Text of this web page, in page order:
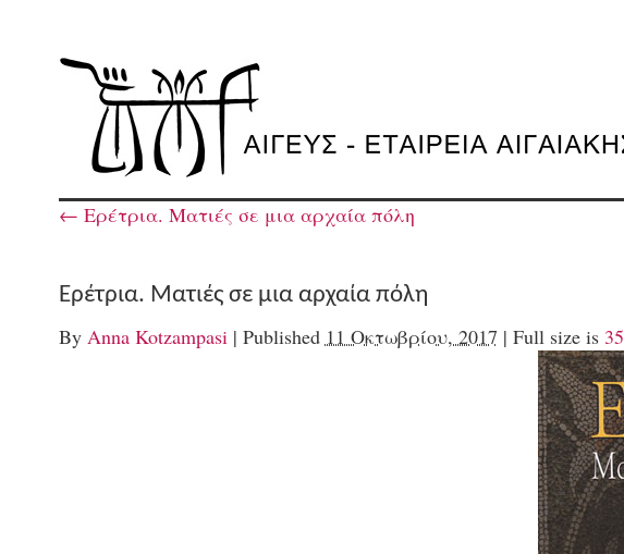
← Ερέτρια. Ματιές σε μια αρχαία πόλη
Ερέτρια. Ματιές σε μια αρχαία πόλη
By Anna Kotzampasi | Published 11 Οκτωβρίου, 2017 | Full size is